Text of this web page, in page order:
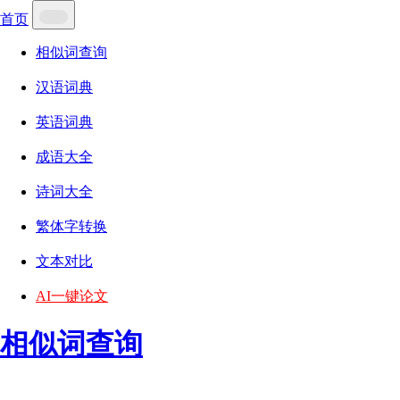
首页
相似词查询
汉语词典
英语词典
成语大全
诗词大全
繁体字转换
文本对比
AI一键论文
相似词查询